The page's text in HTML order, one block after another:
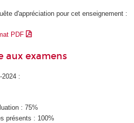
d'appréciation pour cet enseignement :
PDF
aux examens
2024 :
: 75%
présents : 100%